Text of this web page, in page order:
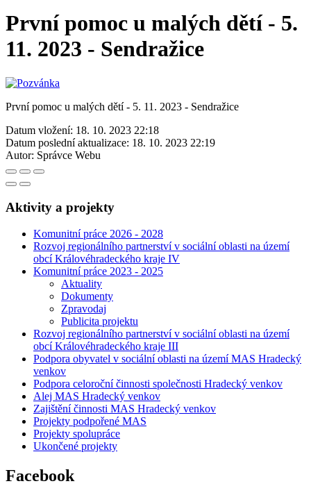
První pomoc u malých dětí - 5.
11. 2023 - Sendražice
První pomoc u malých dětí - 5. 11. 2023 - Sendražice
Datum vložení: 18. 10. 2023 22:18
Datum poslední aktualizace: 18. 10. 2023 22:19
Autor: Správce Webu
Aktivity a projekty
Komunitní práce 2026 - 2028
Rozvoj regionálního partnerství v sociální oblasti na území
obcí Královéhradeckého kraje IV
Komunitní práce 2023 - 2025
Aktuality
Dokumenty
Zpravodaj
Publicita projektu
Rozvoj regionálního partnerství v sociální oblasti na území
obcí Královéhradeckého kraje III
Podpora obyvatel v sociální oblasti na území MAS Hradecký
venkov
Podpora celoroční činnosti společnosti Hradecký venkov
Alej MAS Hradecký venkov
Zajištění činnosti MAS Hradecký venkov
Projekty podpořené MAS
Projekty spolupráce
Ukončené projekty
Facebook